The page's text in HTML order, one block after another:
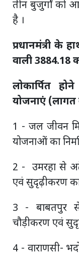
तीन बुजुर्गों को
है ।
प्रधानमंत्री के
वाली 3884.18
लोकार्पित
योजनाएं (लागत
1 - जल जीवन
योजनाओं का
2 - उमरहा से
एवं सुदृढ़ीकरण
3 - बाबतपुर
चौड़ीकरण एवं
4 - वाराणसी-